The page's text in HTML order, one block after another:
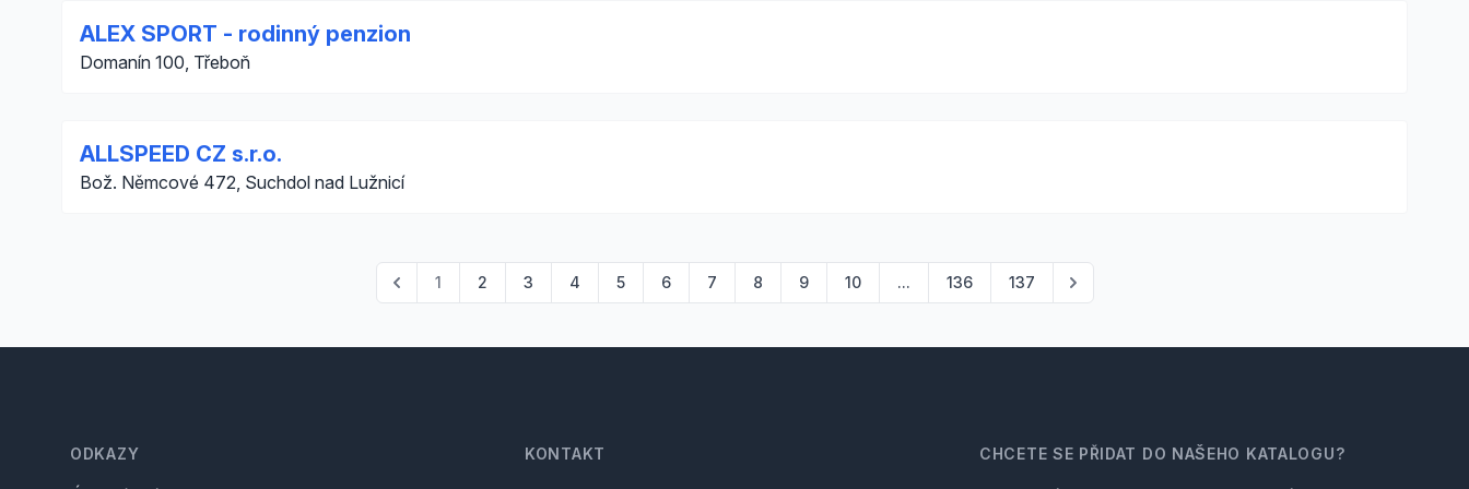
ALEX SPORT - rodinný penzion
Domanín 100, Třeboň
ALLSPEED CZ s.r.o.
Bož. Němcové 472, Suchdol nad Lužnicí
1 2 3 4 5 6 7 8 9 10 ... 136 137
ODKAZY KONTAKT CHCETE SE PŘIDAT DO NAŠEHO KATALOGU?